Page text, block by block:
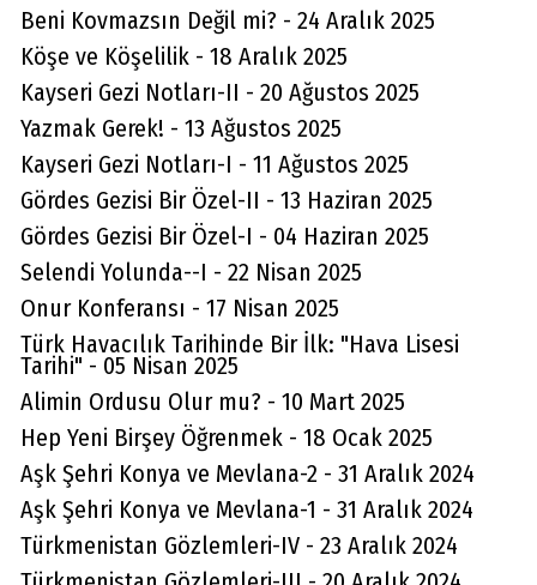
Beni Kovmazsın Değil mi? - 24 Aralık 2025
Köşe ve Köşelilik - 18 Aralık 2025
Kayseri Gezi Notları-II - 20 Ağustos 2025
Yazmak Gerek! - 13 Ağustos 2025
Kayseri Gezi Notları-I - 11 Ağustos 2025
Gördes Gezisi Bir Özel-II - 13 Haziran 2025
Gördes Gezisi Bir Özel-I - 04 Haziran 2025
Selendi Yolunda--I - 22 Nisan 2025
Onur Konferansı - 17 Nisan 2025
Türk Havacılık Tarihinde Bir İlk: "Hava Lisesi
Tarihi" - 05 Nisan 2025
Alimin Ordusu Olur mu? - 10 Mart 2025
Hep Yeni Birşey Öğrenmek - 18 Ocak 2025
Aşk Şehri Konya ve Mevlana-2 - 31 Aralık 2024
Aşk Şehri Konya ve Mevlana-1 - 31 Aralık 2024
Türkmenistan Gözlemleri-IV - 23 Aralık 2024